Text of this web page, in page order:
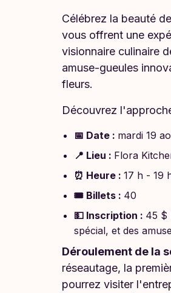
Célébrez la beauté
vous offrent une
visionnaire culinaire
amuse-gueules
fleurs.
Découvrez
📅 Date : mardi 19
📍 Lieu : Flora
⏰ Heure :17 h - 19
🎟 Billets : 40
💵 Inscription : 45 $
spécial, et des
Déroulement de la
réseautage, la
pourrez visiter